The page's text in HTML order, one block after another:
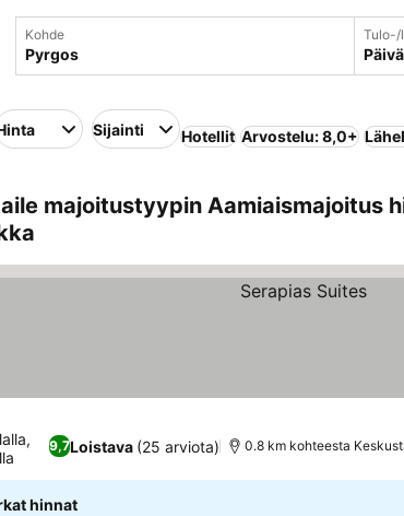
Kohde Tulo-/
Sijainti Hotellit Arvostelu: 8,0+
majoitustyypin Aamiaismajoitus
9,7Loistava (25 arviota) 0.8 km kohteesta
hinnat